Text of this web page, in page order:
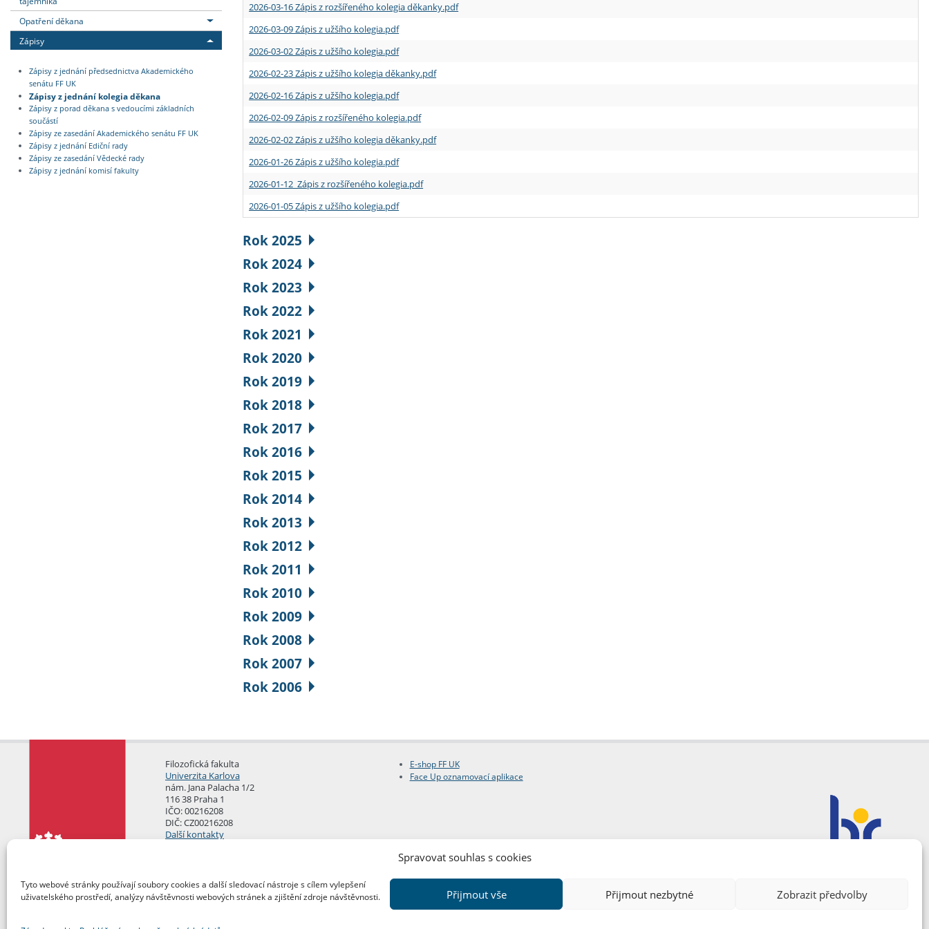
Spravovat souhlas s cookies
Tyto webové stránky používají soubory cookies a další sledovací nástroje s cílem vylepšení
uživatelského prostředí, analýzy návštěvnosti webových stránek a zjištění zdroje návštěvnosti.
Přijmout vše Přijmout nezbytné Zobrazit předvolby
Opatření děkana
Zápisy
Zápisy z jednání předsednictva Akademického
senátu FF UK
Zápisy z jednání kolegia děkana
Zápisy z porad děkana s vedoucími základních
součástí
Zápisy ze zasedání Akademického senátu FF UK
Zápisy z jednání Ediční rady
Zápisy ze zasedání Vědecké rady
Zápisy z jednání komisí fakulty
2026-03-16 Zápis z rozšířeného kolegia děkanky.pdf
2026-03-09 Zápis z užšího kolegia.pdf
2026-03-02 Zápis z užšího kolegia.pdf
2026-02-23 Zápis z užšího kolegia děkanky.pdf
2026-02-16 Zápis z užšího kolegia.pdf
2026-02-09 Zápis z rozšířeného kolegia.pdf
2026-02-02 Zápis z užšího kolegia děkanky.pdf
2026-01-26 Zápis z užšího kolegia.pdf
2026-01-12 Zápis z rozšířeného kolegia.pdf
2026-01-05 Zápis z užšího kolegia.pdf
Rok 2025
Rok 2024
Rok 2023
Rok 2022
Rok 2021
Rok 2020
Rok 2019
Rok 2018
Rok 2017
Rok 2016
Rok 2015
Rok 2014
Rok 2013
Rok 2012
Rok 2011
Rok 2010
Rok 2009
Rok 2008
Rok 2007
Rok 2006
Filozofická fakulta
Univerzita Karlova
nám. Jana Palacha 1/2
116 38 Praha 1
IČO: 00216208
DIČ: CZ00216208
Další kontakty
E-shop FF UK
Face Up oznamovací aplikace